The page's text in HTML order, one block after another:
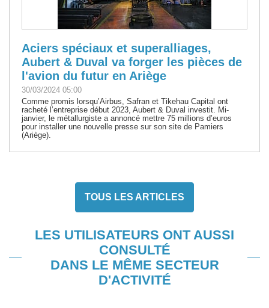
Aciers spéciaux et superalliages,
Aubert & Duval va forger les pièces de
l'avion du futur en Ariège
30/03/2024 05:00
Comme promis lorsqu’Airbus, Safran et Tikehau Capital ont
racheté l’entreprise début 2023, Aubert & Duval investit. Mi-
janvier, le métallurgiste a annoncé mettre 75 millions d’euros
pour installer une nouvelle presse sur son site de Pamiers
(Ariège).
TOUS LES ARTICLES
LES UTILISATEURS ONT AUSSI
CONSULTÉ
DANS LE MÊME SECTEUR
D'ACTIVITÉ